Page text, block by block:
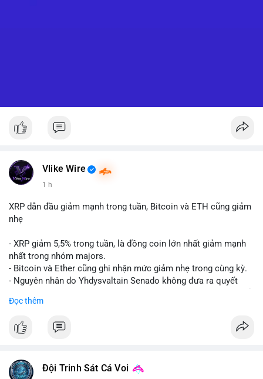
Vlike Wire
1 h
XRP dẫn đầu giảm mạnh trong tuần, Bitcoin và ETH cũng giảm
nhẹ
- XRP giảm 5,5% trong tuần, là đồng coin lớn nhất giảm mạnh
nhất trong nhóm majors.
- Bitcoin và Ether cũng ghi nhận mức giảm nhẹ trong cùng kỳ.
- Nguyên nhân do Yhdysvaltain Senado không đưa ra quyết
hè, đẩy việc thảo luận sang tháng 9.
XRP và Ripple, ảnh hưởng đến tâm lý nhà đầu tư.
#ripple
Đọc thêm
Đội Trinh Sát Cá Voi